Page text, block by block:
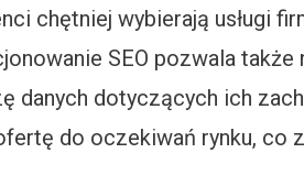
chętniej wybierają usługi
SEO pozwala także
danych dotyczących ich
do oczekiwań rynku, co